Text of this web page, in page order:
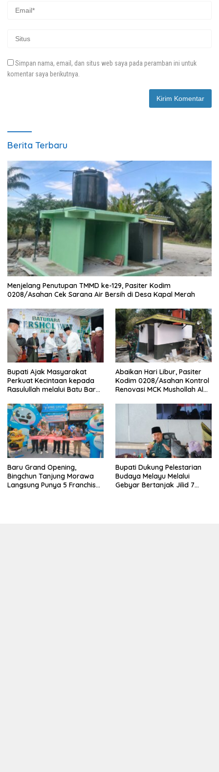
Simpan nama, email, dan situs web saya pada peramban ini untuk
komentar saya berikutnya.
Berita Terbaru
Menjelang Penutupan TMMD ke-129, Pasiter Kodim
0208/Asahan Cek Sarana Air Bersih di Desa Kapal Merah
Bupati Ajak Masyarakat
Perkuat Kecintaan kepada
Rasulullah melalui Batu Bara
Abaikan Hari Libur, Pasiter
Kodim 0208/Asahan Kontrol
Renovasi MCK Mushollah Al
‎Baru Grand Opening,
Bingchun Tanjung Morawa
Langsung Punya 5 Franchise
Bupati Dukung Pelestarian
Budaya Melayu Melalui
Gebyar Bertanjak Jilid 7